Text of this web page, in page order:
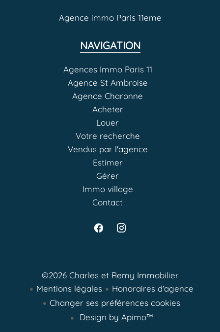
Agence immo Paris 11eme
NAVIGATION
Agences Immo Paris 11
Agence St Ambroise
Agence Charonne
Acheter
Louer
Votre recherche
Vendus par l'agence
Estimer
Gérer
Immo village
Contact
©2026 Charles et Remy Immobilier
Mentions légales
Honoraires d'agence
Changer ses préférences cookies
Design by Apimo™